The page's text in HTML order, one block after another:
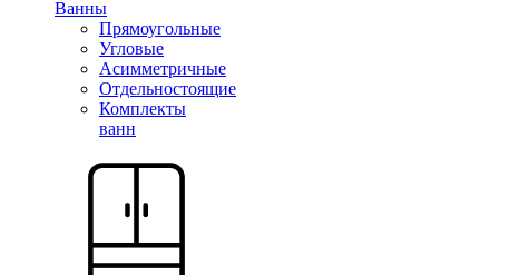
Ванны
Прямоугольные
Угловые
Асимметричные
Отдельностоящие
Комплекты
ванн